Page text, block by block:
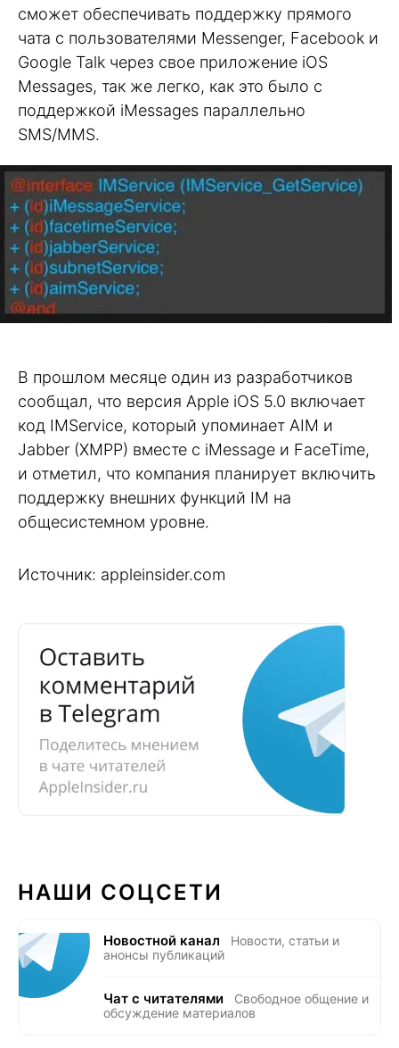
сможет обеспечивать поддержку прямого
чата с пользователями Messenger, Facebook и
Google Talk через свое приложение iOS
Messages, так же легко, как это было с
поддержкой iMessages параллельно
SMS/MMS.
В прошлом месяце один из разработчиков
сообщал, что версия Apple iOS 5.0 включает
код IMService, который упоминает AIM и
Jabber (XMPP) вместе с iMessage и FaceTime,
и отметил, что компания планирует включить
поддержку внешних функций IM на
общесистемном уровне.
Источник: appleinsider.com
НАШИ СОЦСЕТИ
Новостной канал
Новости, статьи и
анонсы публикаций
Чат с читателями
Свободное общение и
обсуждение материалов